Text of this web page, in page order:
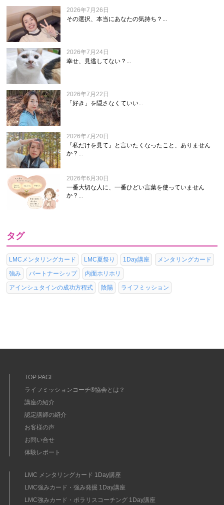
2026年7月26日
その選択、本当にあなたの気持ち？...
2026年7月24日
幸せ、見逃してない？...
2026年7月22日
「好き」を隠さなくていい...
2026年7月20日
『私だけを見て』と言いたくなったこと、ありません
か？...
2026年6月30日
一番大切な人に、一番ひどい言葉を使っていません
か？...
タグ
LMCメンタリングカード LMC夏祭り 1Day講座
メンタリングカード
強み
パートナーシップ
内面ホリホリ
アインシュタインの成功方程式
陰陽 ライフミッション
TOP PAGE
ライフミッションコーチ®協会とは？
講座の紹介
認定講師の紹介
お客様の声
お問い合せ
体験レポート
LMC メンタリングカード 1Day講座
LMC強みカード・強み発掘 1Day講座
LMC強みカード・ポラリスコーチング 1Day講座